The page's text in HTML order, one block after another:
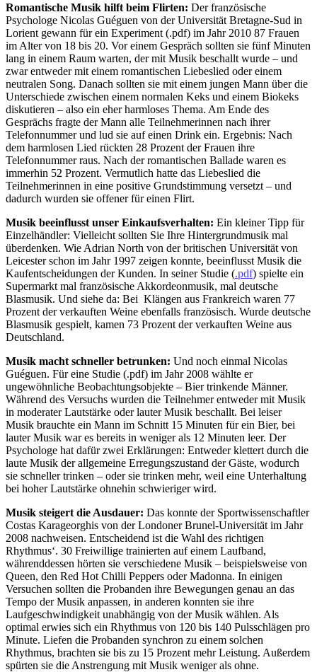
Romantische Musik hilft beim Flirten: Der französische
Psychologe Nicolas Guéguen von der Universität Bretagne-Sud in
Lorient gewann für ein Experiment (.pdf) im Jahr 2010 87 Frauen
im Alter von 18 bis 20. Vor einem Gespräch sollten sie fünf Minuten
lang in einem Raum warten, der mit Musik beschallt wurde – und
zwar entweder mit einem romantischen Liebeslied oder einem
neutralen Song. Danach sollten sie mit einem jungen Mann über die
Unterschiede zwischen einem normalen Keks und einem Biokeks
diskutieren – also ein eher harmloses Thema. Am Ende des
Gesprächs fragte der Mann alle Teilnehmerinnen nach ihrer
Telefonnummer und lud sie auf einen Drink ein. Ergebnis: Nach
dem harmlosen Lied rückten 28 Prozent der Frauen ihre
Telefonnummer raus. Nach der romantischen Ballade waren es
immerhin 52 Prozent. Vermutlich hatte das Liebeslied die
Teilnehmerinnen in eine positive Grundstimmung versetzt – und
dadurch wurden sie offener für einen Flirt.
Musik beeinflusst unser Einkaufsverhalten: Ein kleiner Tipp für
Einzelhändler: Vielleicht sollten Sie Ihre Hintergrundmusik mal
überdenken. Wie Adrian North von der britischen Universität von
Leicester schon im Jahr 1997 zeigen konnte, beeinflusst Musik die
Kaufentscheidungen der Kunden. In seiner Studie (.pdf) spielte ein
Supermarkt mal französische Akkordeonmusik, mal deutsche
Blasmusik. Und siehe da: Bei Klängen aus Frankreich waren 77
Prozent der verkauften Weine ebenfalls französisch. Wurde deutsche
Blasmusik gespielt, kamen 73 Prozent der verkauften Weine aus
Deutschland.
Musik macht schneller betrunken: Und noch einmal Nicolas
Guéguen. Für eine Studie (.pdf) im Jahr 2008 wählte er
ungewöhnliche Beobachtungsobjekte – Bier trinkende Männer.
Während des Versuchs wurden die Teilnehmer entweder mit Musik
in moderater Lautstärke oder lauter Musik beschallt. Bei leiser
Musik brauchte ein Mann im Schnitt 15 Minuten für ein Bier, bei
lauter Musik war es bereits in weniger als 12 Minuten leer. Der
Psychologe hat dafür zwei Erklärungen: Entweder klettert durch die
laute Musik der allgemeine Erregungszustand der Gäste, wodurch
sie schneller trinken – oder sie trinken mehr, weil eine Unterhaltung
bei hoher Lautstärke ohnehin schwieriger wird.
Musik steigert die Ausdauer: Das konnte der Sportwissenschaftler
Costas Karageorghis von der Londoner Brunel-Universität im Jahr
2008 nachweisen. Entscheidend ist die Wahl des richtigen
Rhythmus‘. 30 Freiwillige trainierten auf einem Laufband,
währenddessen hörten sie verschiedene Musik – beispielsweise von
Queen, den Red Hot Chilli Peppers oder Madonna. In einigen
Versuchen sollten die Probanden ihre Bewegungen genau an das
Tempo der Musik anpassen, in anderen konnten sie ihre
Laufgeschwindigkeit unabhängig von der Musik wählen. Als
optimal erwies sich ein Rhythmus von 120 bis 140 Pulsschlägen pro
Minute. Liefen die Probanden synchron zu einem solchen
Rhythmus, brachten sie bis zu 15 Prozent mehr Leistung. Außerdem
spürten sie die Anstrengung mit Musik weniger als ohne.